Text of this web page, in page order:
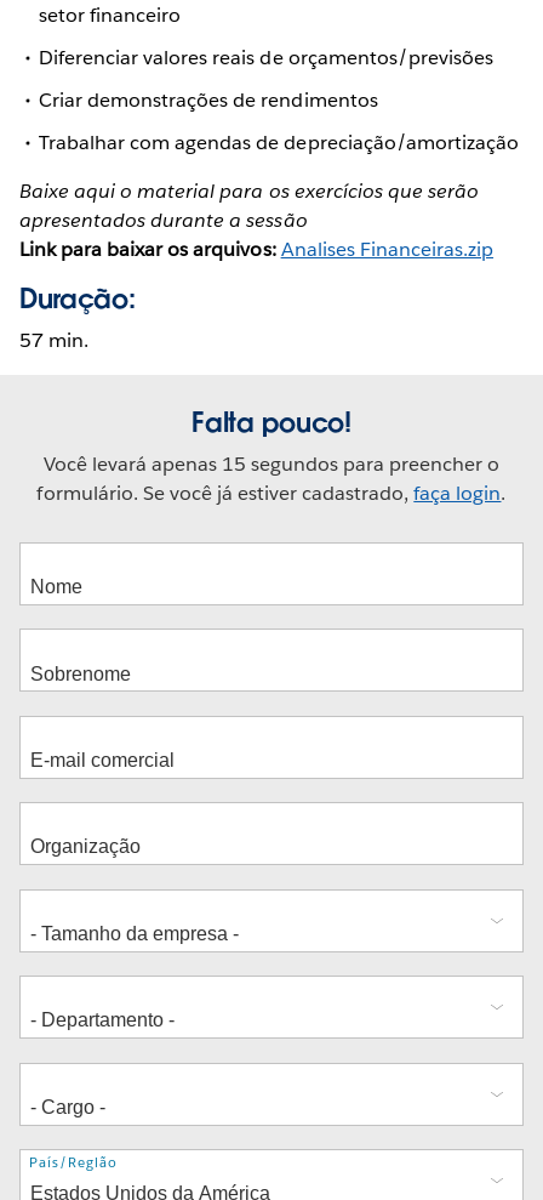
setor financeiro
Diferenciar valores reais de orçamentos/previsões
Criar demonstrações de rendimentos
Trabalhar com agendas de depreciação/amortização
Baixe aqui o material para os exercícios que serão
apresentados durante a sessão
Link para baixar os arquivos: Analises Financeiras.zip
Duração:
57 min.
Falta pouco!
Você levará apenas 15 segundos para preencher o
formulário. Se você já estiver cadastrado,faça login.
Endereço
País/Região